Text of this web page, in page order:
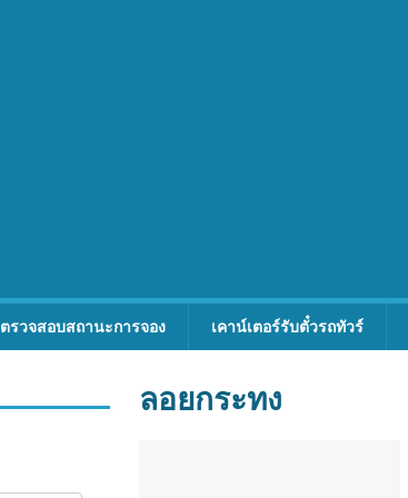
ตรวจสอบสถานะการจอง เคาน์เตอร์รับตั๋วรถทัวร์
ลอยกระทง